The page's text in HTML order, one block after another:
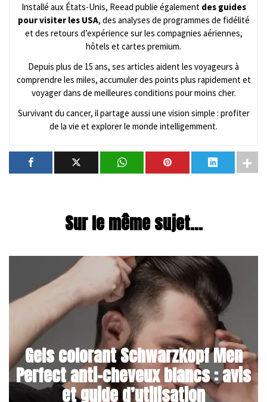
Installé aux États-Unis, Reead publie également des guides
pour visiter les USA, des analyses de programmes de fidélité
et des retours d’expérience sur les compagnies aériennes,
hôtels et cartes premium.
Depuis plus de 15 ans, ses articles aident les voyageurs à
comprendre les miles, accumuler des points plus rapidement et
voyager dans de meilleures conditions pour moins cher.
Survivant du cancer, il partage aussi une vision simple : profiter
de la vie et explorer le monde intelligemment.
Sur le même sujet...
Gels colorant Schwarzkopf Men
Perfect anti-cheveux blancs : avis
et guide d’utilisation